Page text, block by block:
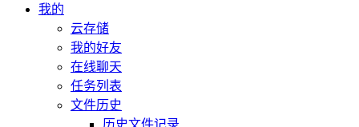
我的
云存储
我的好友
在线聊天
任务列表
文件历史
历史文件记录